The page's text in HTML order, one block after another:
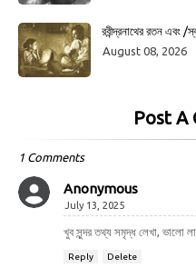
রবীন্দ্রনাথের রতন এবং /
August 08, 2026
Post A
1 Comments
Anonymous
July 13, 2025
খুব সুন্দর তথ্য সমৃদ্ধ লেখা, ভালো
Reply Delete